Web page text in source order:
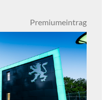
Premiumeintrag